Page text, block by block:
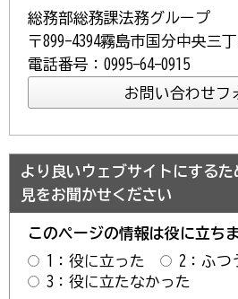
総務部総務課法務グループ
〒899-4394霧島市国分中央三
電話番号：0995-64-0915
より良いウェブサイトにする
見をお聞かせください
このページの情報は役に立ち
1：役に立った
2：ふつ
3：役に立たなかった